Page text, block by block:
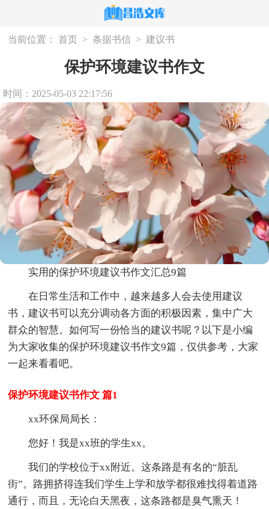
当前位置： 首页 > 条据书信 > 建议书
保护环境建议书作文
时间：2025-05-03 22:17:56
实用的保护环境建议书作文汇总9篇
在日常生活和工作中，越来越多人会去使用建议
书，建议书可以充分调动各方面的积极因素，集中广大
群众的智慧。如何写一份恰当的建议书呢？以下是小编
为大家收集的保护环境建议书作文9篇，仅供参考，大家
一起来看看吧。
保护环境建议书作文 篇1
xx环保局局长：
您好！我是xx班的学生xx。
我们的学校位于xx附近。这条路是有名的“脏乱
街”。路拥挤得连我们学生上学和放学都很难找得着道路
通行，而且，无论白天黑夜，这条路都是臭气熏天！